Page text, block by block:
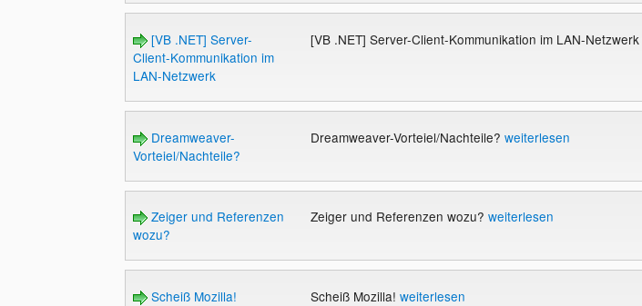
[VB .NET] Server-
Client-Kommunikation im
LAN-Netzwerk
[VB .NET] Server-Client-Kommunikation im LAN-Netzwerk
Dreamweaver-
Vorteiel/Nachteile?
Dreamweaver-Vorteiel/Nachteile? weiterlesen
Zeiger und Referenzen
wozu?
Zeiger und Referenzen wozu? weiterlesen
Scheiß Mozilla! Scheiß Mozilla! weiterlesen